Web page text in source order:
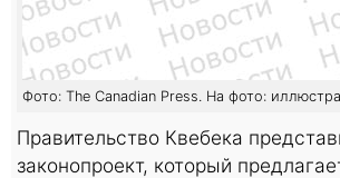
Фото: The Canadian Press. На фото:
Правительство Квебека
законопроект, который